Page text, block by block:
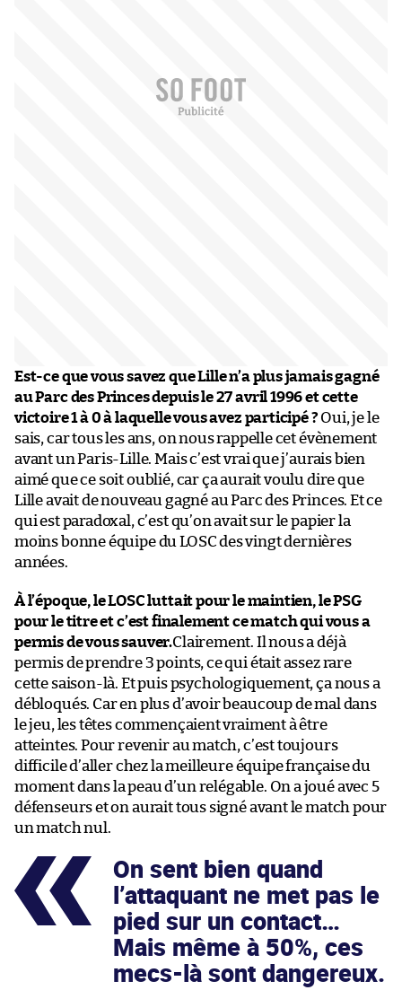
Est-ce que vous savez que Lille n’a plus jamais gagné
au Parc des Princes depuis le 27 avril 1996 et cette
victoire 1 à 0 à laquelle vous avez participé ? Oui, je le
sais, car tous les ans, on nous rappelle cet évènement
avant un Paris-Lille. Mais c’est vrai que j’aurais bien
aimé que ce soit oublié, car ça aurait voulu dire que
Lille avait de nouveau gagné au Parc des Princes. Et ce
qui est paradoxal, c’est qu’on avait sur le papier la
moins bonne équipe du LOSC des vingt dernières
années.
À l’époque, le LOSC luttait pour le maintien, le PSG
pour le titre et c’est finalement ce match qui vous a
permis de vous sauver.Clairement. Il nous a déjà
permis de prendre 3 points, ce qui était assez rare
cette saison-là. Et puis psychologiquement, ça nous a
débloqués. Car en plus d’avoir beaucoup de mal dans
le jeu, les têtes commençaient vraiment à être
atteintes. Pour revenir au match, c’est toujours
difficile d’aller chez la meilleure équipe française du
moment dans la peau d’un relégable. On a joué avec 5
défenseurs et on aurait tous signé avant le match pour
un match nul.
On sent bien quand
l’attaquant ne met pas le
pied sur un contact…
Mais même à 50%, ces
mecs-là sont dangereux.